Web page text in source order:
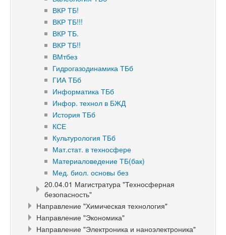
ВКР ТБ!
ВКР ТБ!!!
ВКР ТБ.
ВКР ТБ!!
ВМтбез
Гидрогазодинамика ТБб
ГИА ТБб
Информатика ТБб
Инфор. технол в БЖД
История ТБб
КСЕ
Культурология ТБб
Мат.стат. в техносфере
Материаловедение ТБ(бак)
Мед. биол. основы без
20.04.01 Магистратура "Техносферная
безопасность"
Направление "Химическая технология"
Направление "Экономика"
Направление "Электроника и наноэлектроника"